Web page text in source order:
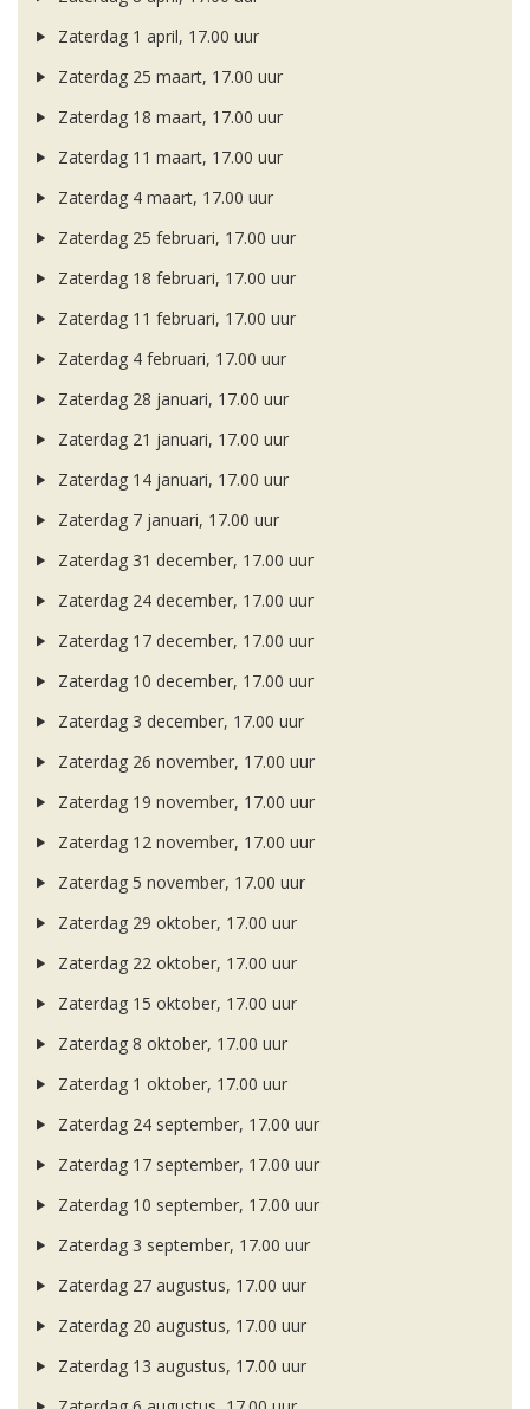
Zaterdag 1 april, 17.00 uur
Zaterdag 25 maart, 17.00 uur
Zaterdag 18 maart, 17.00 uur
Zaterdag 11 maart, 17.00 uur
Zaterdag 4 maart, 17.00 uur
Zaterdag 25 februari, 17.00 uur
Zaterdag 18 februari, 17.00 uur
Zaterdag 11 februari, 17.00 uur
Zaterdag 4 februari, 17.00 uur
Zaterdag 28 januari, 17.00 uur
Zaterdag 21 januari, 17.00 uur
Zaterdag 14 januari, 17.00 uur
Zaterdag 7 januari, 17.00 uur
Zaterdag 31 december, 17.00 uur
Zaterdag 24 december, 17.00 uur
Zaterdag 17 december, 17.00 uur
Zaterdag 10 december, 17.00 uur
Zaterdag 3 december, 17.00 uur
Zaterdag 26 november, 17.00 uur
Zaterdag 19 november, 17.00 uur
Zaterdag 12 november, 17.00 uur
Zaterdag 5 november, 17.00 uur
Zaterdag 29 oktober, 17.00 uur
Zaterdag 22 oktober, 17.00 uur
Zaterdag 15 oktober, 17.00 uur
Zaterdag 8 oktober, 17.00 uur
Zaterdag 1 oktober, 17.00 uur
Zaterdag 24 september, 17.00 uur
Zaterdag 17 september, 17.00 uur
Zaterdag 10 september, 17.00 uur
Zaterdag 3 september, 17.00 uur
Zaterdag 27 augustus, 17.00 uur
Zaterdag 20 augustus, 17.00 uur
Zaterdag 13 augustus, 17.00 uur